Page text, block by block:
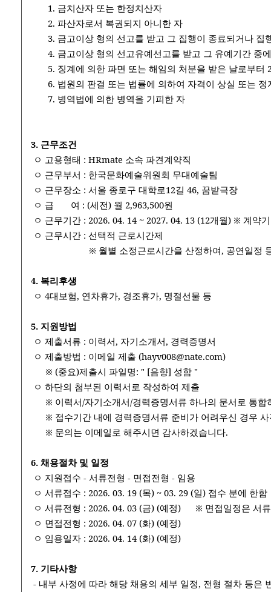
​ ​ ​ ​ ​ ​ ​ 1. 금치산자 또는 한정치산자
​ ​ ​ ​ ​ ​ ​ 2. 파산자로서 복권되지 아니한 자
3. 금고이상 형의 선고를 받고 그 집행이 종료되거나
4. 금고이상 형의 선고유예선고를 받고 그 유예기간
5. 징계에 의한 파면 또는 해임의 처분을 받은 날로부
6. 법원의 판결 또는 법률에 의하여 자격이 상실 또는 정
​ ​ ​ ​ ​ ​ ​ 7. 병역법에 의한 병역을 기피한 자
3. 근무조건
​​ ㅇ 고용형태 : HRmate 소속 파견계약직
​​ ㅇ 근무부서 : 한국문화예술위원회 무대예술팀
​​ ㅇ 근무장소 : 서울 종로구 대학로12길 46, 꿈밭극장
​​ ㅇ 급​​ ​ ​ ​ ​​ ​ ​ 여 : (세전) 월 2,963,500원
ㅇ 근무기간 : 2026. 04. 14 ~ 2027. 04. 13 (12개월) ※ 계약
​​ ㅇ 근무시간 : 선택적 근로시간제 ​​ ​​ ​​ ​​ ​​ ​​ ​​
​​※ 월별 소정근로시간을 산정하여, 공연일정
4. 복리후생
​​ ㅇ 4대보험, 연차휴가, 경조휴가, 명절선물 등
5. 지원방법
​​ ㅇ 제출서류 : 이력서, 자기소개서, 경력증명서
​​ ㅇ 제출방법 : 이메일 제출 (hayv008@nate.com)
​ ​ ​ ​ ​ ​ ※ (중요)제출시 파일명: " [음향] 성함 "
​​ ㅇ 하단의 첨부된 이력서로 작성하여 제출
※ 이력서/자기소개서/경력증명서류 하나의 문서로 통합
※ 접수기간 내에 경력증명서류 준비가 어려우신 경우
​ ​ ​ ​ ​ ​ ※ 문의는 이메일로 해주시면 감사하겠습니다.
6. 채용절차 및 일정
​​ ㅇ 지원접수 - 서류전형 - 면접전형 - 임용
​​ ㅇ 서류접수 : 2026. 03. 19 (목) ~ 03. 29 (일) 접수 분에 한함
ㅇ 서류전형 : 2026. 04. 03 (금)​​ ​​(예정)​​ ​​ ​​ ​​ ​​ ​​ ※​​ 면접일정은 서
​​ ㅇ 면접전형 : 2026. 04. 07 (화) (예정)
​​ ㅇ 임용일자 : 2026. 04. 14 (화) (예정) ​​ ​​ ​​​​ ​​ ​​
7. 기타사항
​- 내부 사정에 따라 해당 채용의 세부 일정, 전형 절차 등은